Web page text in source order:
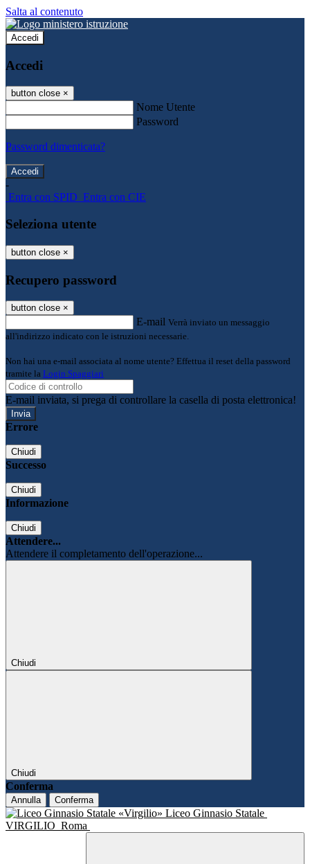
Salta al contenuto
Accedi
Accedi
button close ×
Nome Utente
Password
Password dimenticata?
-
Entra con SPID Entra con CIE
Seleziona utente
button close ×
Recupero password
button close ×
E-mail Verrà inviato un messaggio
all'indirizzo indicato con le istruzioni necessarie.
Non hai una e-mail associata al nome utente? Effettua il reset della password
tramite la Login Spaggiari
E-mail inviata, si prega di controllare la casella di posta elettronica!
Errore
Chiudi
Successo
Chiudi
Informazione
Chiudi
Attendere...
Attendere il completamento dell'operazione...
Chiudi
Chiudi
Conferma
Annulla Conferma
Liceo Ginnasio Statale
VIRGILIO Roma